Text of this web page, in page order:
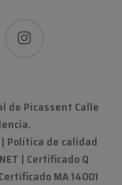
instagram
de Picassent Calle
.
| Política de calidad
| Certificado Q
MA 14001